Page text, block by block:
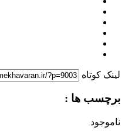
لینک کوتاه
برچسب ها :
ناموجود